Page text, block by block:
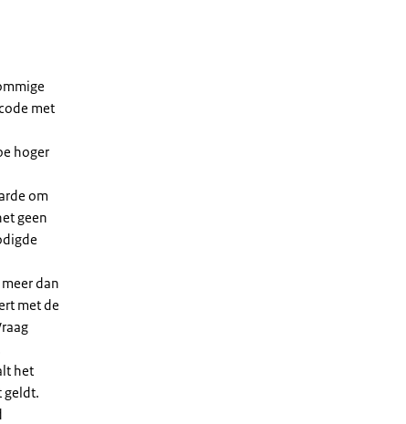
met
hoger
om
geen
dan
met de
het
geldt.